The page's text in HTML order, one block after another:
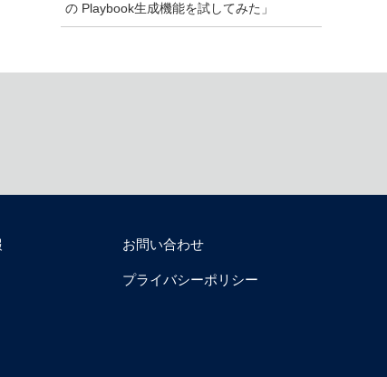
の Playbook生成機能を試してみた」
お問い合わせ
プライバシーポリシー